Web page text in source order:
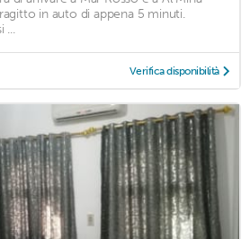
in auto di appena 5 minuti.
...
Verifica disponibilità